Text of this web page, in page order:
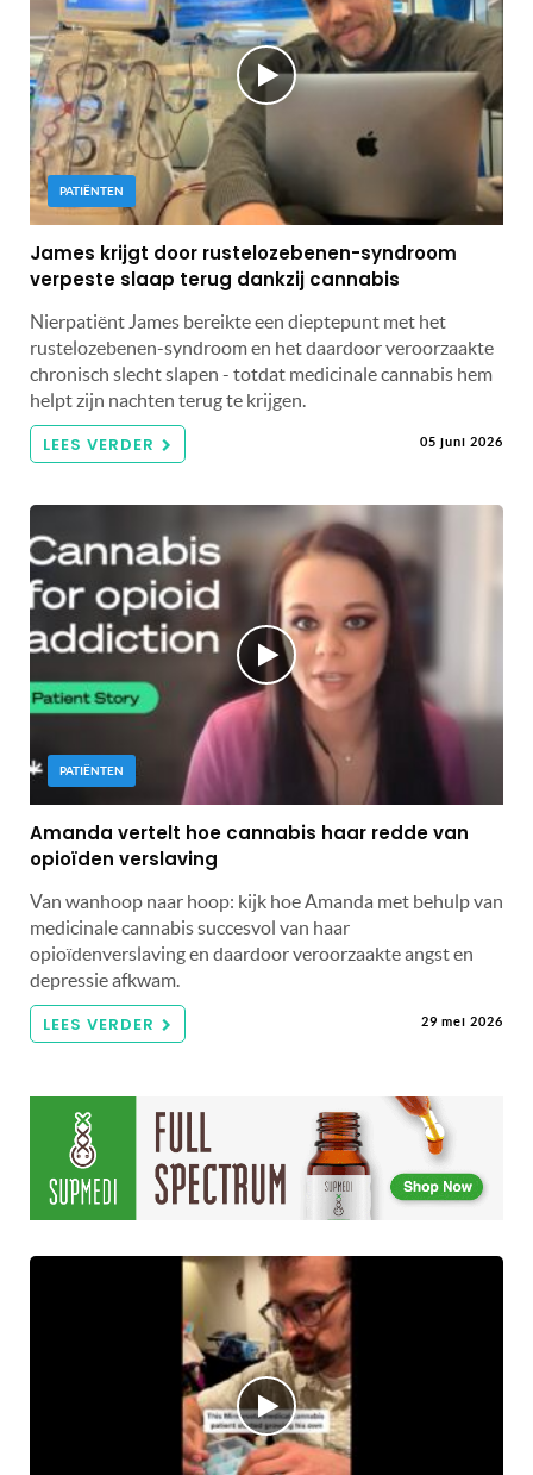
PATIËNTEN
James krijgt door rustelozebenen-syndroom
verpeste slaap terug dankzij cannabis
Nierpatiënt James bereikte een dieptepunt met het
rustelozebenen-syndroom en het daardoor veroorzaakte
chronisch slecht slapen - totdat medicinale cannabis hem
helpt zijn nachten terug te krijgen.
LEES VERDER 05 juni 2026
PATIËNTEN
Amanda vertelt hoe cannabis haar redde van
opioïden verslaving
Van wanhoop naar hoop: kijk hoe Amanda met behulp van
medicinale cannabis succesvol van haar
opioïdenverslaving en daardoor veroorzaakte angst en
depressie afkwam.
LEES VERDER 29 mei 2026